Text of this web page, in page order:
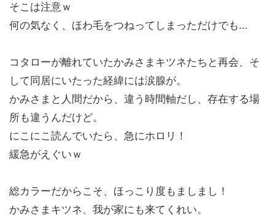
そこは注意ｗ
何の気なく、ほわ毛をつねってしまっただけでも…
コタローが離れていたかみさまキツネたちと再会、そ
して同居にいたった経緯には涙腺が。
かみさまと人間だから、違う時間軸だし、存在する場
所も違うんだけど。
にこにこ読んでいたら、急にホロリ！
緩急がえぐいｗ
総カラーだからこそ、ほっこり度もましまし！
かみさまキツネ、我が家にも来てくれい。